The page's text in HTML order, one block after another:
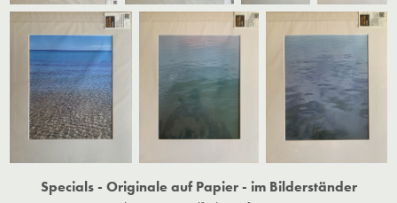
Specials - Originale auf Papier - im Bilderständer